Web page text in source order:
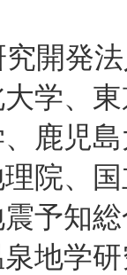
開発
学、
鹿児
院、
予知
地学